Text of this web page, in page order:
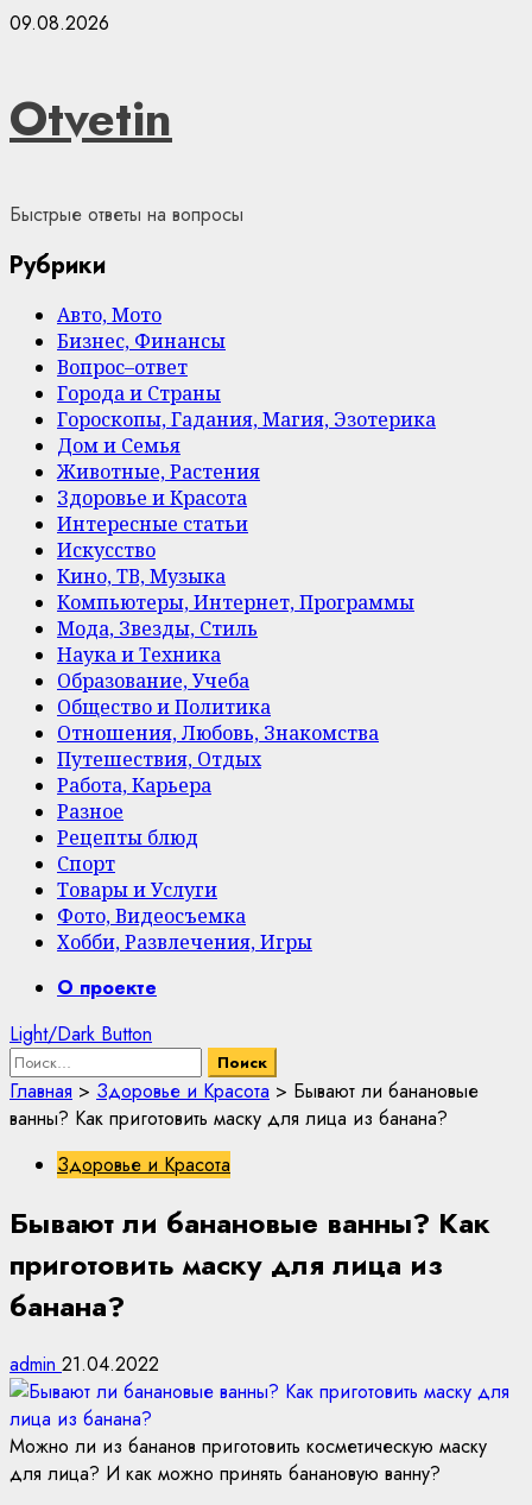
Skip
09.08.2026
Otvetin
Быстрые ответы на вопросы
Рубрики
Авто, Мото
Бизнес, Финансы
Вопрос–ответ
Города и Страны
Гороскопы, Гадания, Магия, Эзотерика
Дом и Семья
Животные, Растения
Здоровье и Красота
Интересные статьи
Искусство
Кино, ТВ, Музыка
Компьютеры, Интернет, Программы
Мода, Звезды, Стиль
Наука и Техника
Образование, Учеба
Общество и Политика
Отношения, Любовь, Знакомства
Путешествия, Отдых
Работа, Карьера
Разное
Рецепты блюд
Спорт
Товары и Услуги
Фото, Видеосъемка
Хобби, Развлечения, Игры
PrimaryО проекте
Light/Dark Button
Найти:
Главная > Здоровье и Красота > Бывают ли банановые
ванны? Как приготовить маску для лица из банана?
Здоровье и Красота
Бывают ли банановые ванны? Как
приготовить маску для лица из
банана?
admin 21.04.2022
Можно ли из бананов приготовить косметическую маску
для лица? И как можно принять банановую ванну?